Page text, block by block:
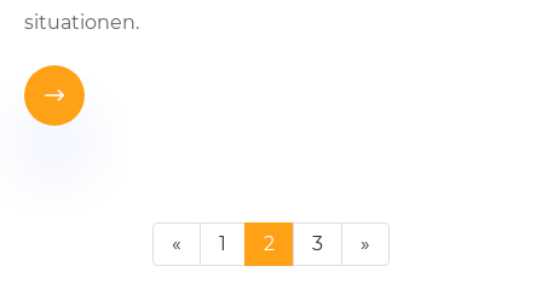
situationen.

« 1 2 3 »